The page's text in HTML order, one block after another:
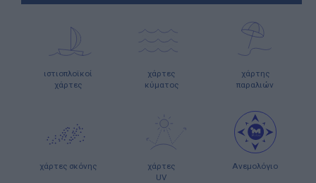
ιστιοπλοϊκοί
χάρτες
χάρτες
κύματος
χάρτης
παραλιών
χάρτες σκόνης
χάρτες
UV
Ανεμολόγιο